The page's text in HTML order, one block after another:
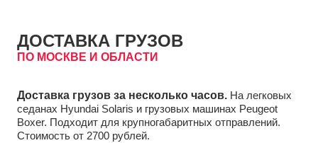
ДОСТАВКА ГРУЗОВ
ПО МОСКВЕ И ОБЛАСТИ
Доставка грузов за несколько часов. На легковых
седанах Hyundai Solaris и грузовых машинах Peugeot
Boxer. Подходит для крупногабаритных отправлений.
Стоимость от 2700 рублей.